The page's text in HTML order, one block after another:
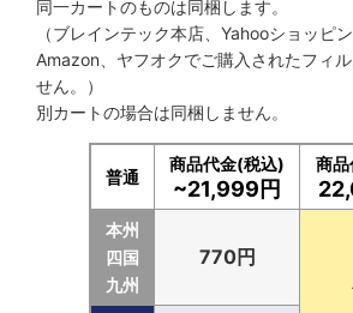
同一カートのものは同梱します。
（ブレインテック本店、Yahooショッピン
Amazon、ヤフオクでご購入されたフィ
せん。）
別カートの場合は同梱しません。
普通
商品代金(税込)
~21,999円
商
本州
四国
九州
770円